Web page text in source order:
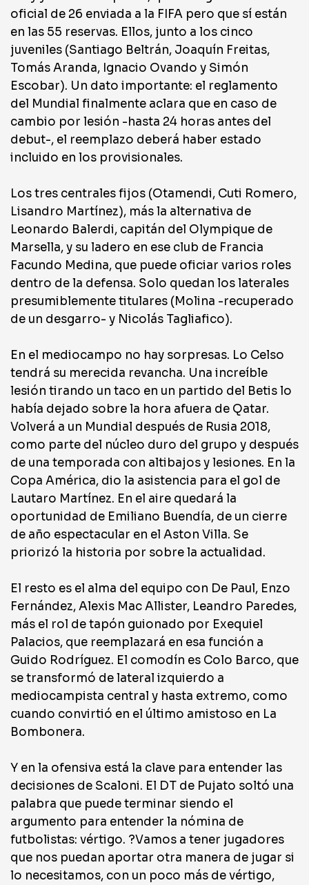
oficial de 26 enviada a la FIFA pero que sí están
en las 55 reservas. Ellos, junto a los cinco
juveniles (Santiago Beltrán, Joaquín Freitas,
Tomás Aranda, Ignacio Ovando y Simón
Escobar). Un dato importante: el reglamento
del Mundial finalmente aclara que en caso de
cambio por lesión -hasta 24 horas antes del
debut-, el reemplazo deberá haber estado
incluido en los provisionales.
Los tres centrales fijos (Otamendi, Cuti Romero,
Lisandro Martínez), más la alternativa de
Leonardo Balerdi, capitán del Olympique de
Marsella, y su ladero en ese club de Francia
Facundo Medina, que puede oficiar varios roles
dentro de la defensa. Solo quedan los laterales
presumiblemente titulares (Molina -recuperado
de un desgarro- y Nicolás Tagliafico).
En el mediocampo no hay sorpresas. Lo Celso
tendrá su merecida revancha. Una increíble
lesión tirando un taco en un partido del Betis lo
había dejado sobre la hora afuera de Qatar.
Volverá a un Mundial después de Rusia 2018,
como parte del núcleo duro del grupo y después
de una temporada con altibajos y lesiones. En la
Copa América, dio la asistencia para el gol de
Lautaro Martínez. En el aire quedará la
oportunidad de Emiliano Buendía, de un cierre
de año espectacular en el Aston Villa. Se
priorizó la historia por sobre la actualidad.
El resto es el alma del equipo con De Paul, Enzo
Fernández, Alexis Mac Allister, Leandro Paredes,
más el rol de tapón guionado por Exequiel
Palacios, que reemplazará en esa función a
Guido Rodríguez. El comodín es Colo Barco, que
se transformó de lateral izquierdo a
mediocampista central y hasta extremo, como
cuando convirtió en el último amistoso en La
Bombonera.
Y en la ofensiva está la clave para entender las
decisiones de Scaloni. El DT de Pujato soltó una
palabra que puede terminar siendo el
argumento para entender la nómina de
futbolistas: vértigo. ?Vamos a tener jugadores
que nos puedan aportar otra manera de jugar si
lo necesitamos, con un poco más de vértigo,